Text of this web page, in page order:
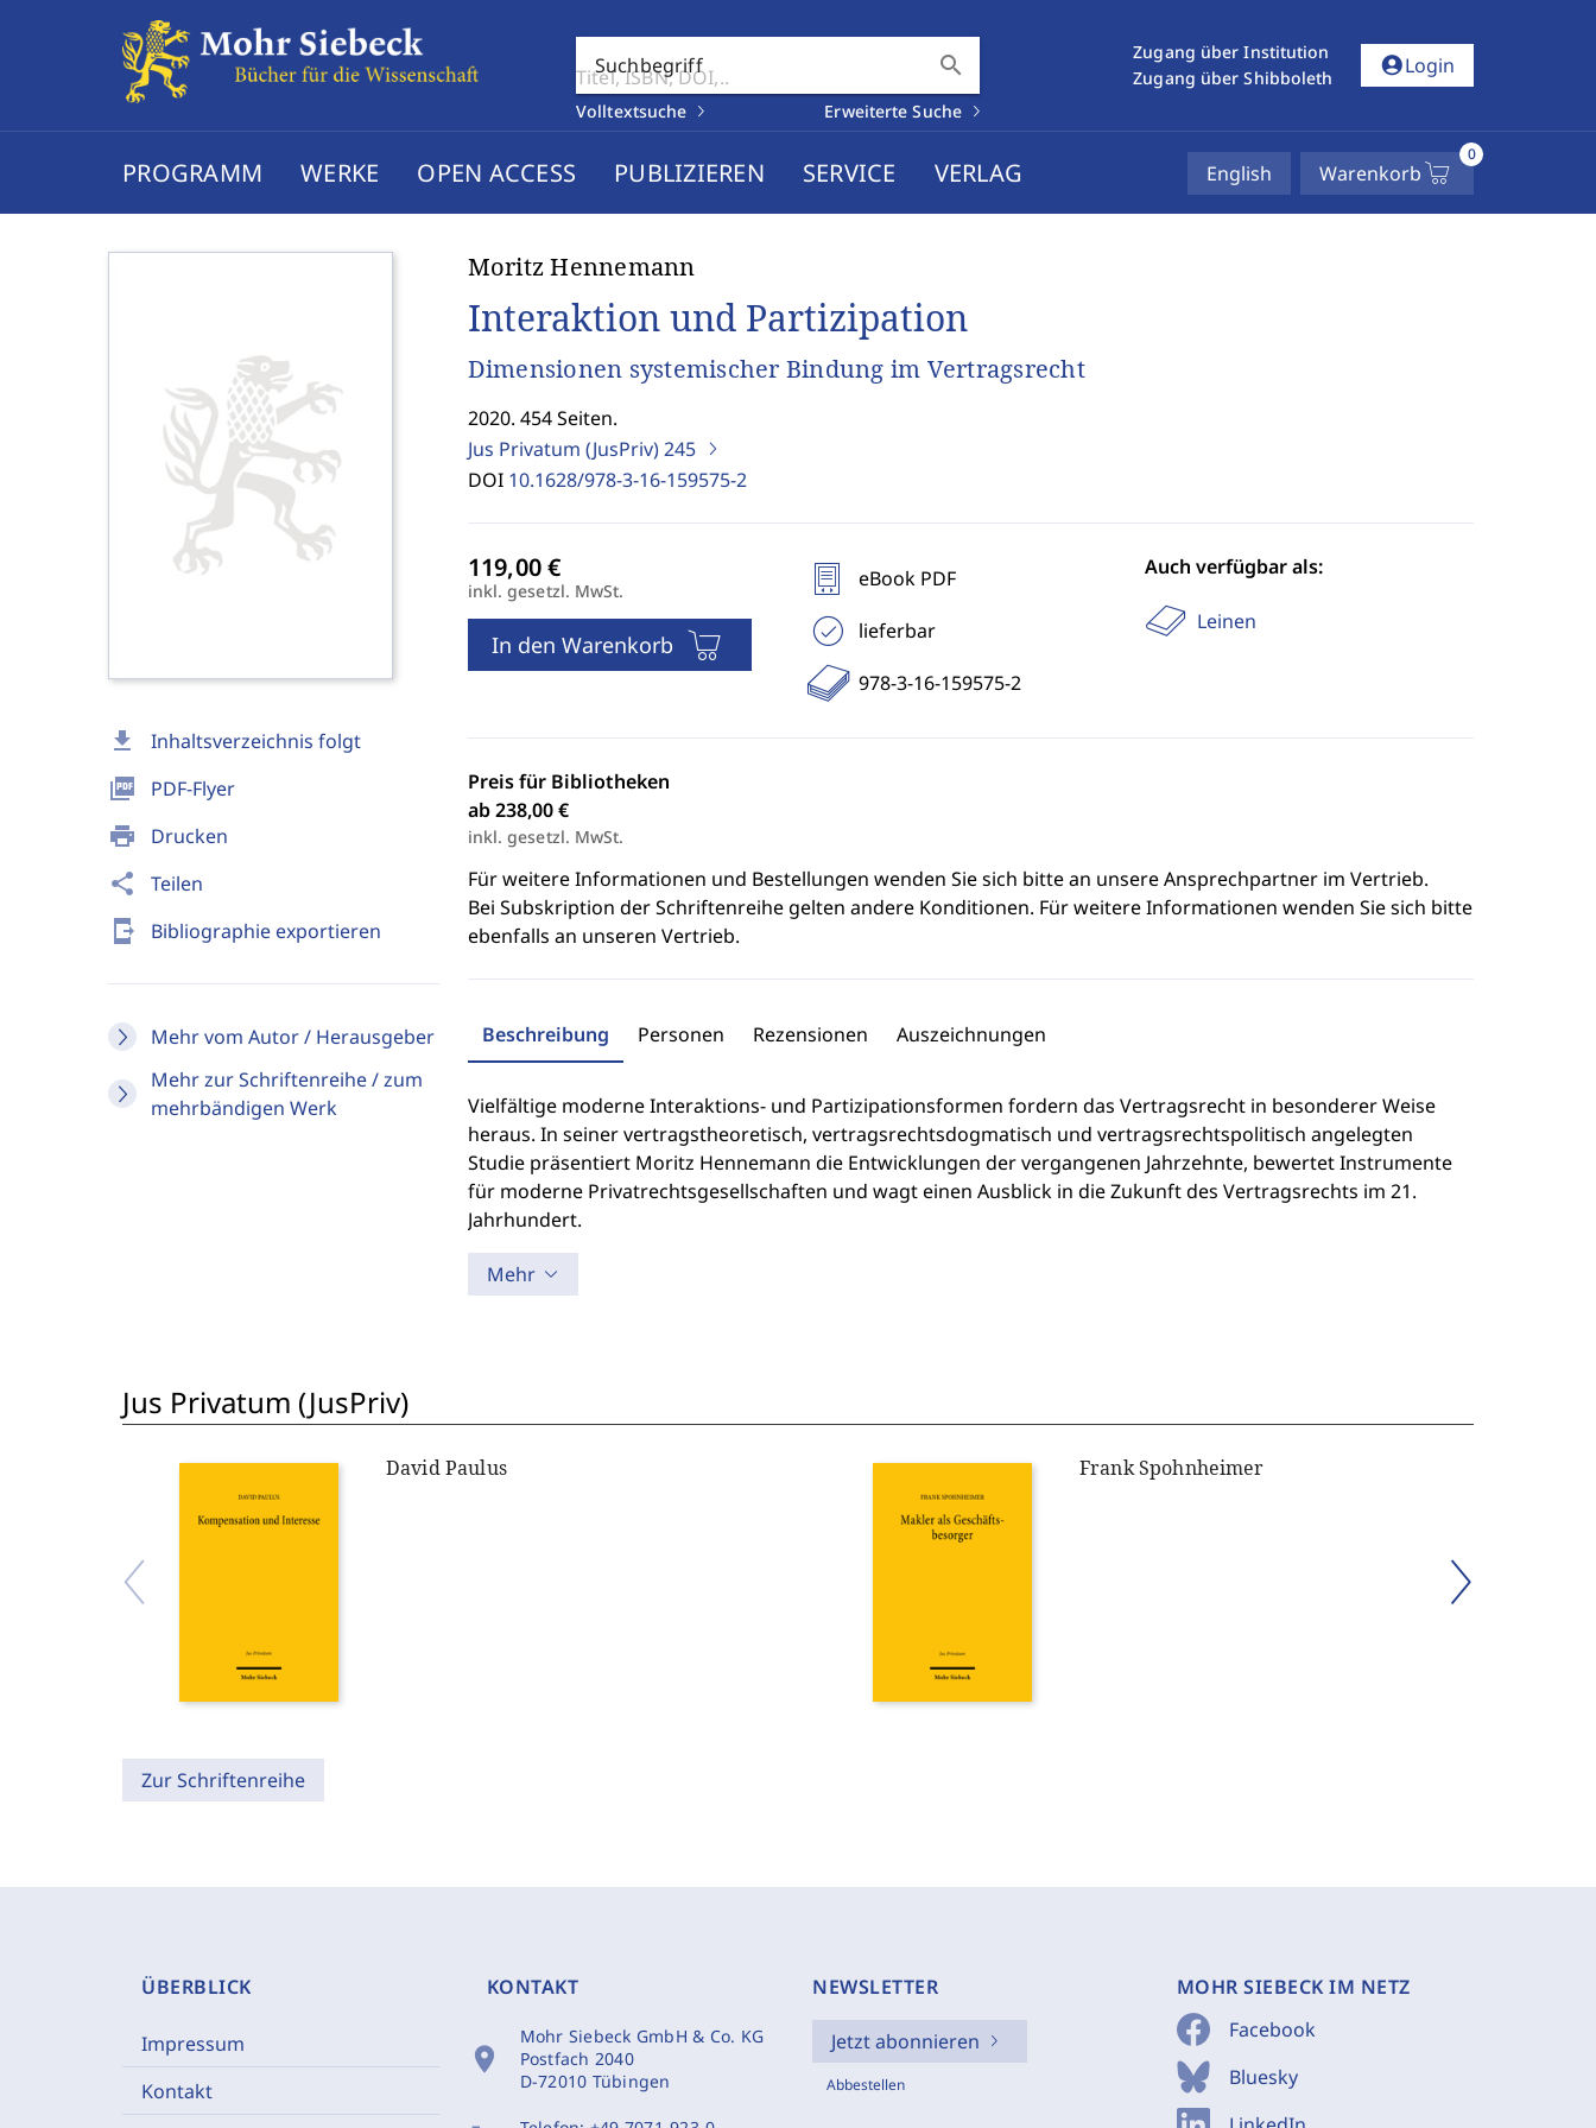
Suchbegriff search
Volltextsuche Erweiterte Suche
Zugang über Institution
Zugang über Shibboleth
account_circleLogin
PROGRAMM WERKE OPEN ACCESS PUBLIZIEREN SERVICE VERLAG English Warenkorb
0
download Inhaltsverzeichnis folgt
picture_as_pdf PDF-Flyer
print Drucken
share Teilen
send_to_mobile Bibliographie exportieren
Mehr vom Autor / Herausgeber
Mehr zur Schriftenreihe / zum
mehrbändigen Werk
Moritz Hennemann
Interaktion und Partizipation
Dimensionen systemischer Bindung im Vertragsrecht
2020. 454 Seiten.
Jus Privatum (JusPriv)245
DOI 10.1628/978-3-16-159575-2
inkl. gesetzl. MwSt.
In den Warenkorb
eBook PDF
lieferbar
978-3-16-159575-2
Auch verfügbar als:
Leinen
Preis für Bibliotheken
ab 238,00 €
inkl. gesetzl. MwSt.
Für weitere Informationen und Bestellungen wenden Sie sich bitte an unsere Ansprechpartner im Vertrieb.
Bei Subskription der Schriftenreihe gelten andere Konditionen. Für weitere Informationen wenden Sie sich bitte
ebenfalls an unseren Vertrieb.
Beschreibung Personen Rezensionen Auszeichnungen
Vielfältige moderne Interaktions- und Partizipationsformen fordern das Vertragsrecht in besonderer Weise
heraus. In seiner vertragstheoretisch, vertragsrechtsdogmatisch und vertragsrechtspolitisch angelegten
Studie präsentiert Moritz Hennemann die Entwicklungen der vergangenen Jahrzehnte, bewertet Instrumente
für moderne Privatrechtsgesellschaften und wagt einen Ausblick in die Zukunft des Vertragsrechts im 21.
Jahrhundert.
Mehr
Jus Privatum (JusPriv)
David Paulus Frank Spohnheimer
Zur Schriftenreihe
ÜBERBLICK
Impressum
Kontakt
KONTAKT
location_on
Mohr Siebeck GmbH & Co. KG
Postfach 2040
D-72010 Tübingen
NEWSLETTER
Jetzt abonnieren
Abbestellen
MOHR SIEBECK IM NETZ
Facebook
Bluesky